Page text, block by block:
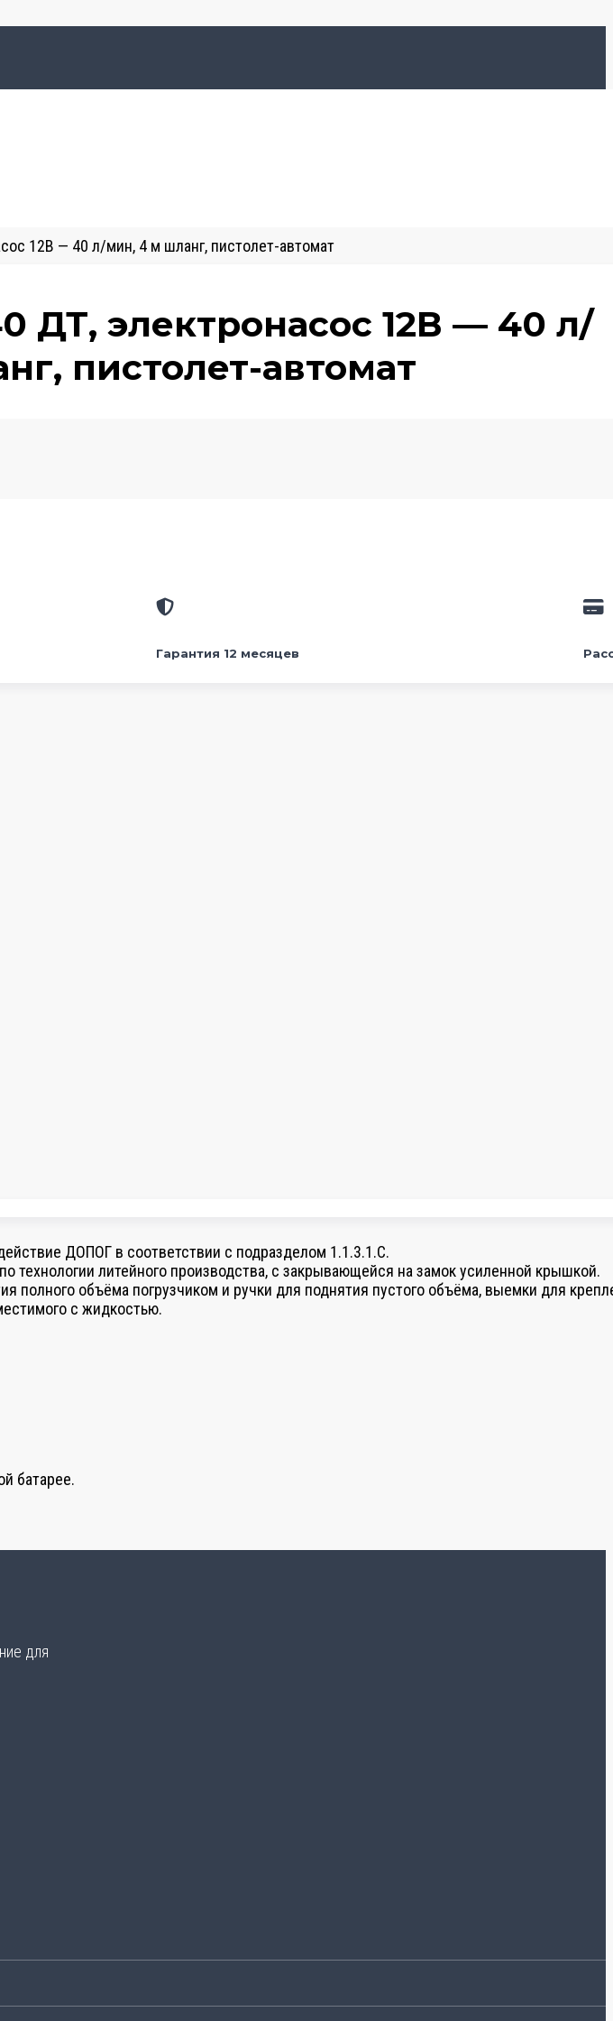
12В — 40 л/мин, 4 м шланг, пистолет-автомат
ДТ, электронасос 12В — 40 л/
пистолет-автомат
Гарантия 12 месяцев
ДОПОГ в соответствии с подразделом 1.1.3.1.C.
технологии литейного производства, с закрывающейся на замок усиленной крышкой.
полного объёма погрузчиком и ручки для поднятия пустого объёма, выемки для
с жидкостью.
батарее.
для